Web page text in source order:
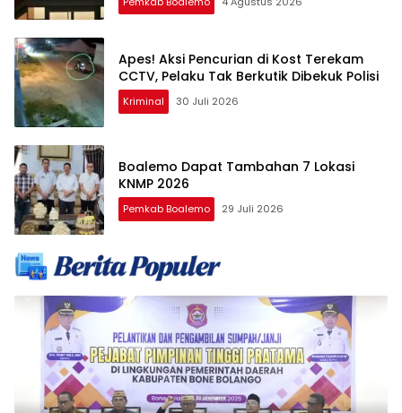
Apes! Aksi Pencurian di Kost Terekam
CCTV, Pelaku Tak Berkutik Dibekuk Polisi
Kriminal 30 Juli 2026
Boalemo Dapat Tambahan 7 Lokasi
KNMP 2026
Pemkab Boalemo 29 Juli 2026